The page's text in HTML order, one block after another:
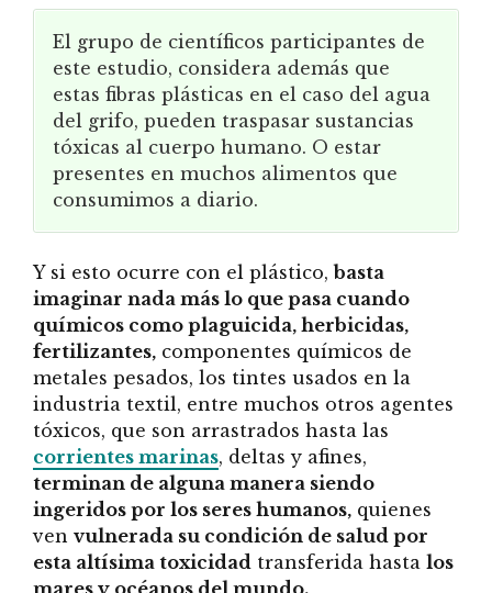
El grupo de científicos participantes de
este estudio, considera además que
estas fibras plásticas en el caso del agua
del grifo, pueden traspasar sustancias
tóxicas al cuerpo humano. O estar
presentes en muchos alimentos que
consumimos a diario.
Y si esto ocurre con el plástico,basta
imaginar nada más lo que pasa cuando
químicos como plaguicida, herbicidas,
fertilizantes, componentes químicos de
metales pesados, los tintes usados en la
industria textil, entre muchos otros agentes
tóxicos, que son arrastrados hasta las
corrientes marinas, deltas y afines,
terminan de alguna manera siendo
ingeridos por los seres humanos, quienes
ven vulnerada su condición de salud por
esta altísima toxicidad transferida hasta los